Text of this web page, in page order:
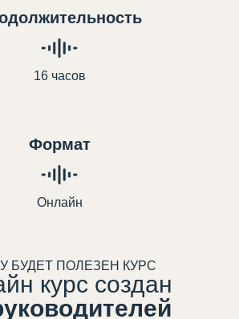
16 часов
Формат
Онлайн
БУДЕТ ПОЛЕЗЕН КУРС
курс создан